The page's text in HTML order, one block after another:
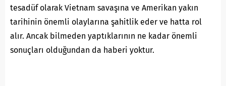
tesadüf olarak Vietnam savaşına ve Amerikan yakın
tarihinin önemli olaylarına şahitlik eder ve hatta rol
alır. Ancak bilmeden yaptıklarının ne kadar önemli
sonuçları olduğundan da haberi yoktur.